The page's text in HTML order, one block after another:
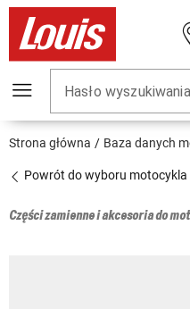
Hasło wyszukiwania
Strona główna Baza danych
Powrót do wyboru motocykla
Części zamienne i akcesoria do